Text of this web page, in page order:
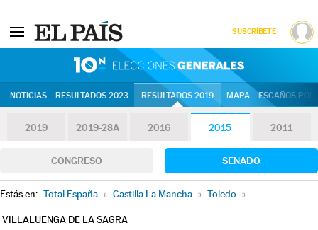
SUSCRÍBETE
NOTICIAS RESULTADOS 2023 RESULTADOS 2019 MAPA ESCAÑOS
2019 2019-28A 2016 2015 2011
CONGRESO SENADO
Estás en: Total España » Castilla La Mancha » Toledo »
VILLALUENGA DE LA SAGRA